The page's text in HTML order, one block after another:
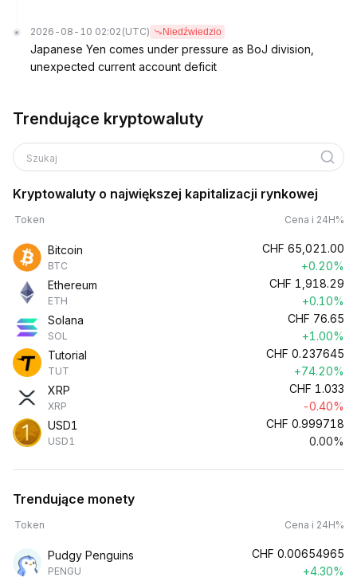
2026-08-10 02:02 (UTC) Niedźwiedzio
Japanese Yen comes under pressure as BoJ division,
unexpected current account deficit
Trendujące kryptowaluty
Szukaj
Kryptowaluty o największej kapitalizacji rynkowej
Token Cena i 24H%
Bitcoin
BTC
CHF 65,021.00
+0.20%
Ethereum
ETH
CHF 1,918.29
+0.10%
Solana
SOL
CHF 76.65
+1.00%
Tutorial
TUT
CHF 0.237645
+74.20%
XRP
XRP
CHF 1.033
-0.40%
USD1
USD1
CHF 0.999718
0.00%
Trendujące monety
Token Cena i 24H%
Pudgy Penguins
PENGU
CHF 0.00654965
+4.30%